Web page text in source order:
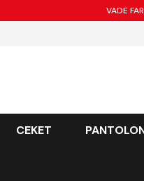
VADE
CEKET